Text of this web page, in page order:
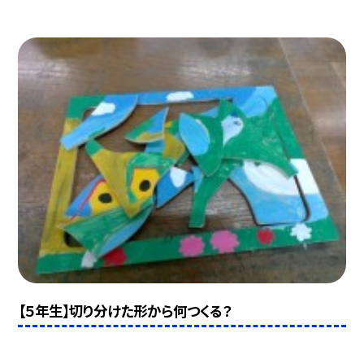
【５年生】切り分けた形から何つくる？